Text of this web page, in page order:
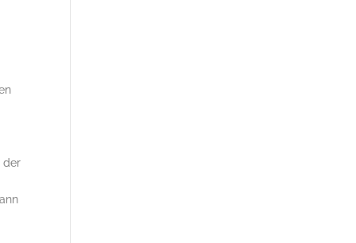
der